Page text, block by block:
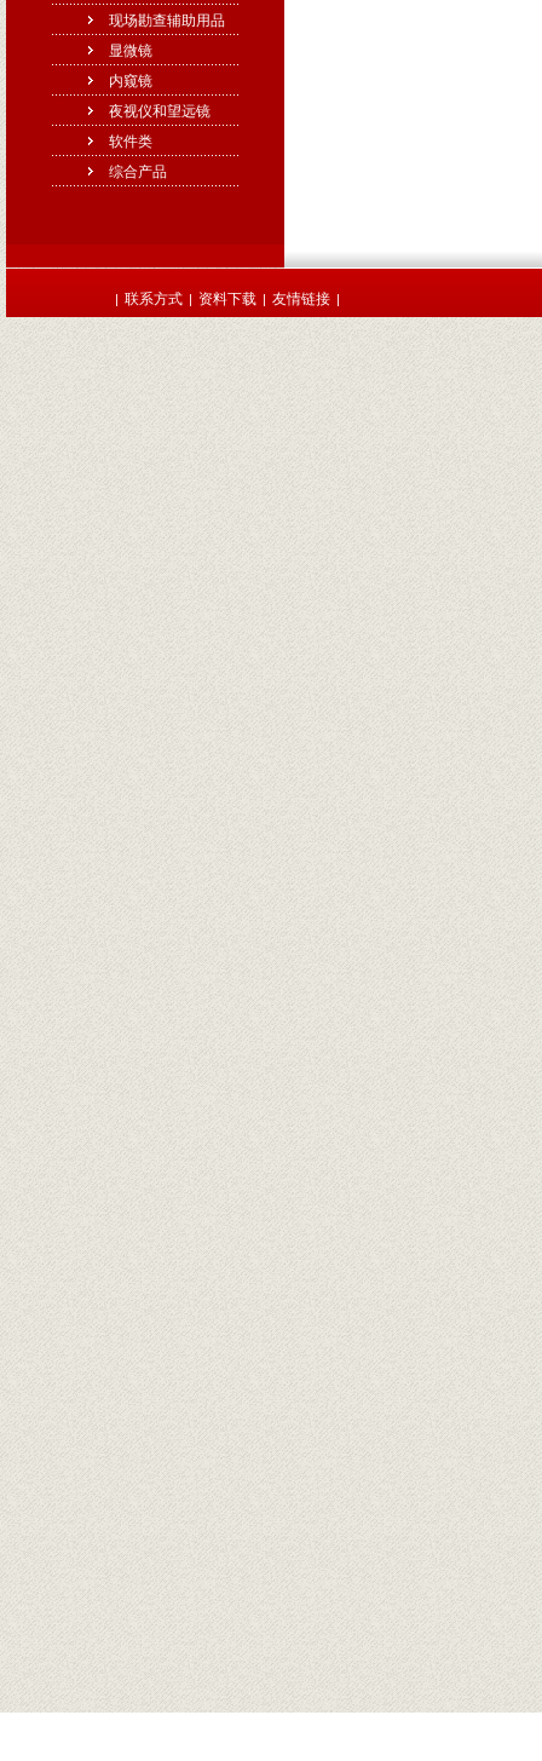
现场勘查辅助用品
显微镜
内窥镜
夜视仪和望远镜
软件类
综合产品
| 联系方式 | 资料下载 | 友情链接 |